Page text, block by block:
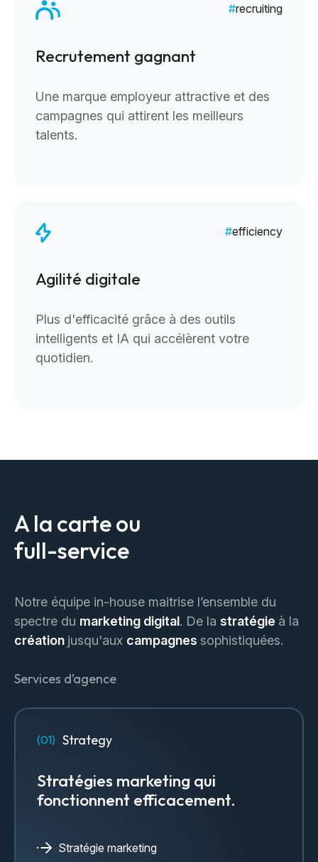
recruiting
Recrutement gagnant
Une marque employeur attractive et des
campagnes qui attirent les meilleurs
talents.
efficiency
Agilité digitale
Plus d'efficacité grâce à des outils
intelligents et IA qui accélèrent votre
quotidien.
A la carte ou
full-service
Services d’agence
Notre équipe in-house maitrise l’ensemble du
spectre du marketing digital. De la stratégie à la
création jusqu'aux campagnes sophistiquées.
Strategy
Stratégies marketing qui
fonctionnent efficacement.
Stratégie marketing